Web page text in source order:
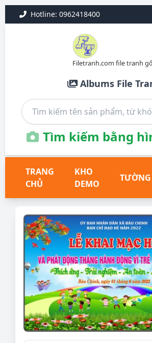
Hotline: 0962418400
Filetranh.com file tranh
Albums File
Tìm kiếm bằng
TRANG
CHỦ
KHO
DEMO